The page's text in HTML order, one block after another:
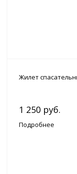
Жилет
1 250 руб.
Подробнее